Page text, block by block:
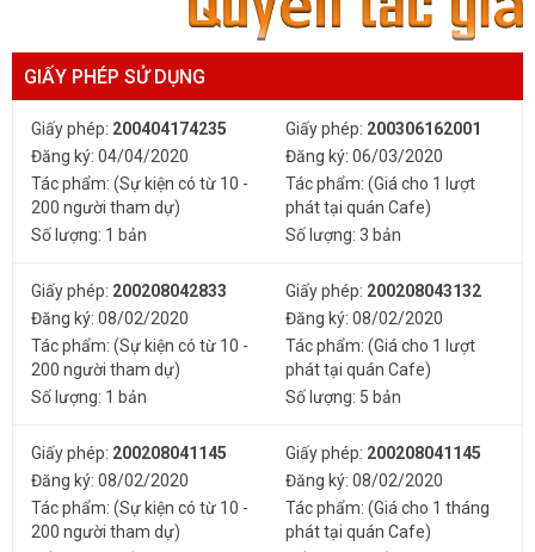
GIẤY PHÉP SỬ DỤNG
Giấy phép: 200404174235
Đăng ký: 04/04/2020
Tác phẩm: (Sự kiện có từ 10 -
200 người tham dự)
Số lượng: 1 bản
Giấy phép: 200306162001
Đăng ký: 06/03/2020
Tác phẩm: (Giá cho 1 lượt
phát tại quán Cafe)
Số lượng: 3 bản
Giấy phép: 200208042833
Đăng ký: 08/02/2020
Tác phẩm: (Sự kiện có từ 10 -
200 người tham dự)
Số lượng: 1 bản
Giấy phép: 200208043132
Đăng ký: 08/02/2020
Tác phẩm: (Giá cho 1 lượt
phát tại quán Cafe)
Số lượng: 5 bản
Giấy phép: 200208041145
Đăng ký: 08/02/2020
Tác phẩm: (Sự kiện có từ 10 -
200 người tham dự)
Giấy phép: 200208041145
Đăng ký: 08/02/2020
Tác phẩm: (Giá cho 1 tháng
phát tại quán Cafe)